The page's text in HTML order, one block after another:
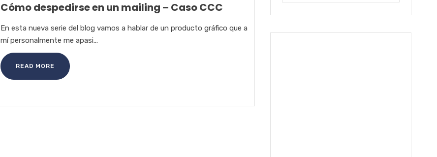
Cómo despedirse en un mailing – Caso CCC
En esta nueva serie del blog vamos a hablar de un producto gráfico que a
mí personalmente me apasi...
READ MORE